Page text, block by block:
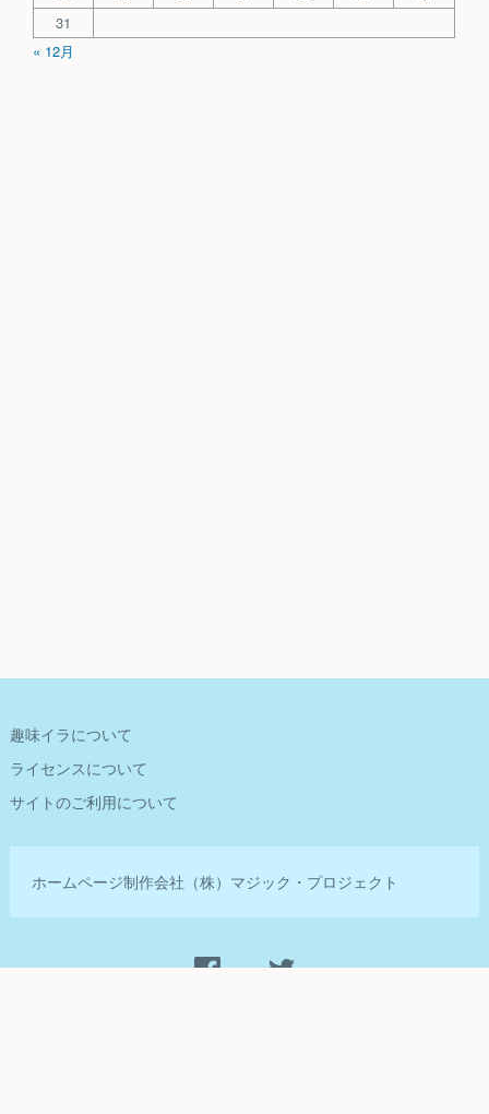
31
« 12月
趣味イラについて
ライセンスについて
サイトのご利用について
ホームページ制作会社 （株）マジック・プロジェクト